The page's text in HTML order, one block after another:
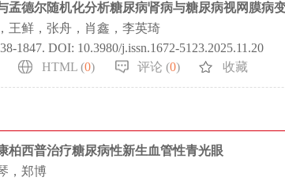
孟德尔随机化分析糖尿病肾病与糖尿病视网膜病
王鲜，张舟，肖鑫，李英琦
1847. DOI: 10.3980/j.issn.1672-5123.2025.11.20
HTML (0) 评论 (0) 收藏
柏西普治疗糖尿病性新生血管性青光眼
，郑博